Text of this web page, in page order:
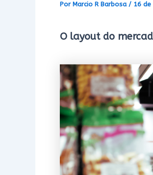
Por Marcio R Barbosa / 16 de
O layout do